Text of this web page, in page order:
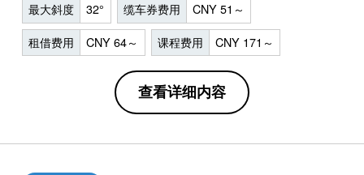
最大斜度 32° 缆车券费用 CNY 51～
租借费用 CNY 64～ 课程费用 CNY 171～
查看详细内容